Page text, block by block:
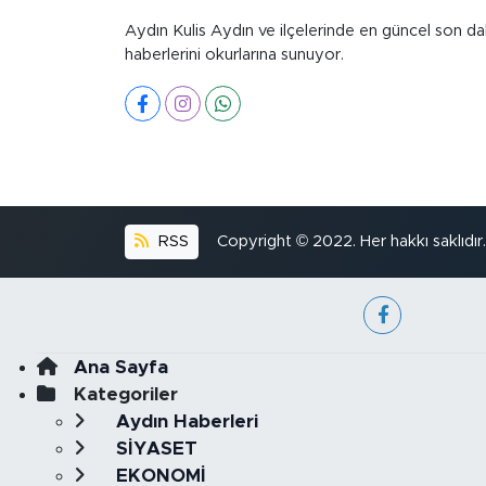
Aydın Kulis Aydın ve ilçelerinde en güncel son
haberlerini okurlarına sunuyor.
RSS Copyright © 2022. Her hakkı saklıdır.
Ana Sayfa
Kategoriler
Aydın Haberleri
SİYASET
EKONOMİ